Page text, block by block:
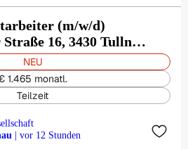
(m/w/d)
16, 3430 Tulln
NEU
1.465 monatl.
Teilzeit
| vor 12 Stunden